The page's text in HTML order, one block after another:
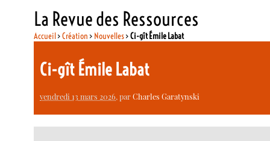
La Revue des Ressources
Accueil>Création > Nouvelles>Ci-gît Émile Labat
Ci-gît Émile Labat
vendredi 13 mars 2026, parCharles Garatynski